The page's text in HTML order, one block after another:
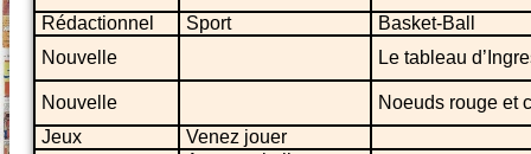
Rédactionnel
Sport
Basket-Ball
Nouvelle
Le tableau
Nouvelle
Noeuds rouge et
Jeux
Venez jouer